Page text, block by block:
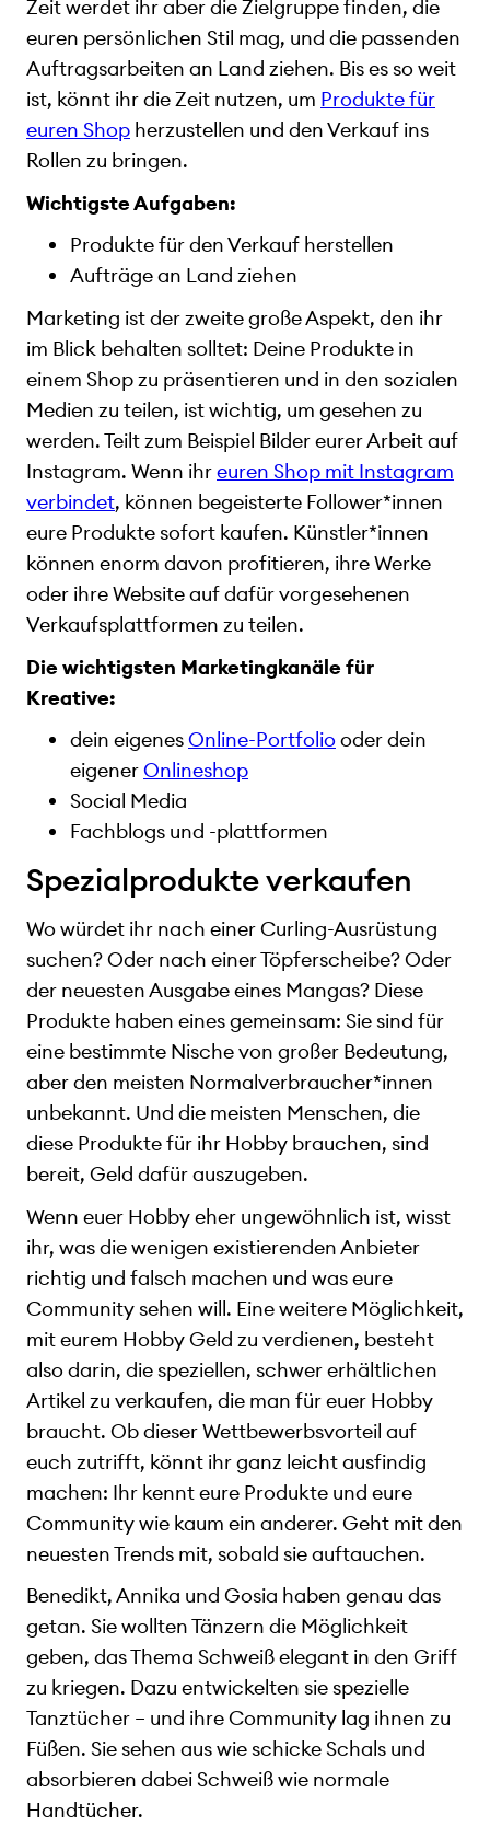
Zeit werdet ihr aber die Zielgruppe finden, die
euren persönlichen Stil mag, und die passenden
Auftragsarbeiten an Land ziehen. Bis es so weit
ist, könnt ihr die Zeit nutzen, um Produkte für
euren Shop herzustellen und den Verkauf ins
Rollen zu bringen.
Wichtigste Aufgaben:
Produkte für den Verkauf herstellen
Aufträge an Land ziehen
Marketing ist der zweite große Aspekt, den ihr
im Blick behalten solltet: Deine Produkte in
einem Shop zu präsentieren und in den sozialen
Medien zu teilen, ist wichtig, um gesehen zu
werden. Teilt zum Beispiel Bilder eurer Arbeit auf
Instagram. Wenn ihreuren Shop mit Instagram
verbindet, können begeisterte Follower*innen
eure Produkte sofort kaufen. Künstler*innen
können enorm davon profitieren, ihre Werke
oder ihre Website auf dafür vorgesehenen
Verkaufsplattformen zu teilen.
Die wichtigsten Marketingkanäle für
Kreative:
dein eigenesOnline-Portfoliooder dein
eigenerOnlineshop
Social Media
Fachblogs und -plattformen
Spezialprodukte verkaufen
Wo würdet ihr nach einer Curling-Ausrüstung
suchen? Oder nach einer Töpferscheibe? Oder
der neuesten Ausgabe eines Mangas? Diese
Produkte haben eines gemeinsam: Sie sind für
eine bestimmte Nische von großer Bedeutung,
aber den meisten Normalverbraucher*innen
unbekannt. Und die meisten Menschen, die
diese Produkte für ihr Hobby brauchen, sind
bereit, Geld dafür auszugeben.
Wenn euer Hobby eher ungewöhnlich ist, wisst
ihr, was die wenigen existierenden Anbieter
richtig und falsch machen und was eure
Community sehen will. Eine weitere Möglichkeit,
mit eurem Hobby Geld zu verdienen, besteht
also darin, die speziellen, schwer erhältlichen
Artikel zu verkaufen, die man für euer Hobby
braucht. Ob dieser Wettbewerbsvorteil auf
euch zutrifft, könnt ihr ganz leicht ausfindig
machen: Ihr kennt eure Produkte und eure
Community wie kaum ein anderer. Geht mit den
neuesten Trends mit, sobald sie auftauchen.
Benedikt, Annika und Gosia haben genau das
getan. Sie wollten Tänzern die Möglichkeit
geben, das Thema Schweiß elegant in den Griff
zu kriegen. Dazu entwickelten sie spezielle
Tanztücher – und ihre Community lag ihnen zu
Füßen. Sie sehen aus wie schicke Schals und
absorbieren dabei Schweiß wie normale
Handtücher.